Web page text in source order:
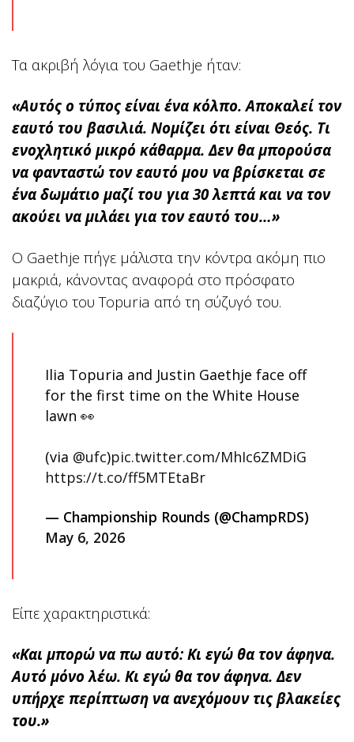
Τα ακριβή λόγια του Gaethje ήταν:
«Αυτός ο τύπος είναι ένα κόλπο. Αποκαλεί τον
εαυτό του βασιλιά. Νομίζει ότι είναι Θεός. Τι
ενοχλητικό μικρό κάθαρμα. Δεν θα μπορούσα
να φανταστώ τον εαυτό μου να βρίσκεται σε
ένα δωμάτιο μαζί του για 30 λεπτά και να τον
ακούει να μιλάει για τον εαυτό του…»
Ο Gaethje πήγε μάλιστα την κόντρα ακόμη πιο
μακριά, κάνοντας αναφορά στο πρόσφατο
διαζύγιο του Topuria από τη σύζυγό του.
Ilia Topuria and Justin Gaethje face off
for the first time on the White House
lawn 👀
(via @ufc)pic.twitter.com/MhIc6ZMDiG
https://t.co/ff5MTEtaBr
— Championship Rounds (@ChampRDS)
May 6, 2026
Είπε χαρακτηριστικά:
«Και μπορώ να πω αυτό: Κι εγώ θα τον άφηνα.
Αυτό μόνο λέω. Κι εγώ θα τον άφηνα. Δεν
υπήρχε περίπτωση να ανεχόμουν τις βλακείες
του.»